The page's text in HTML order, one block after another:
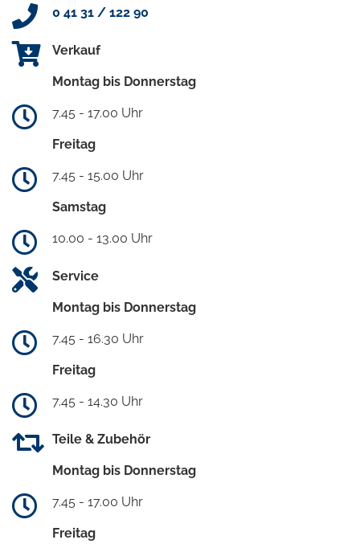
0 41 31 / 122 90
Verkauf
Montag bis Donnerstag
7.45 - 17.00 Uhr
Freitag
7.45 - 15.00 Uhr
Samstag
10.00 - 13.00 Uhr
Service
Montag bis Donnerstag
7.45 - 16.30 Uhr
Freitag
7.45 - 14.30 Uhr
Teile & Zubehör
Montag bis Donnerstag
7.45 - 17.00 Uhr
Freitag